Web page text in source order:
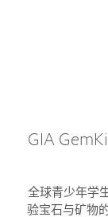
GIA
全球青少年学
验宝石与矿物